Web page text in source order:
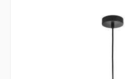
Изображения товара